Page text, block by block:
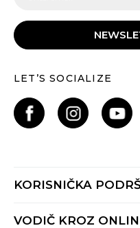
LET’S SOCIALIZE
KORISNIČKA
Provjeri status porudžbine
VODIČ KROZ